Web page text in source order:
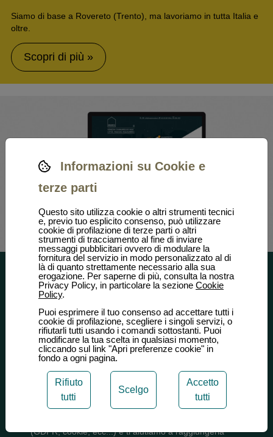
Siamo di base a Rovereto (Trento), ma lavoriamo in tutta Italia e
oltre.
Scopri di più »
Sviluppo e compliance
Sviluppo web, manutenzione & compliance
Offriamo digitalizzazione e consulenza:
sviluppiamo soluzioni per la digitalizzazione di aziende ed
enti: sistemi gestionali, automazione aziendale
creiamo sistemi per il commercio elettronico specificamente
pensati per il tuo caso d'uso
Compliance & manutenzione siti esistenti:
(GDPR, cookie, ecc...) e ti aiutiamo a raggiungerla
Informazioni su Cookie e
terze parti
Questo sito utilizza cookie o altri strumenti tecnici
e, previo tuo esplicito consenso, può utilizzare
cookie di profilazione di terze parti o altri
strumenti di tracciamento al fine di inviare
messaggi pubblicitari ovvero di modulare la
fornitura del servizio in modo personalizzato al di
là di quanto strettamente necessario alla sua
erogazione. Per saperne di più, consulta la nostra
Privacy Policy, in particolare la sezione Cookie
Policy.
Puoi esprimere il tuo consenso ad accettare tutti i
cookie di profilazione, scegliere i singoli servizi, o
rifiutarli tutti usando i comandi sottostanti. Puoi
modificare la tua scelta in qualsiasi momento,
cliccando sul link "Apri preferenze cookie" in
fondo a ogni pagina.
Rifiuto
tutti
Scelgo
Accetto
tutti